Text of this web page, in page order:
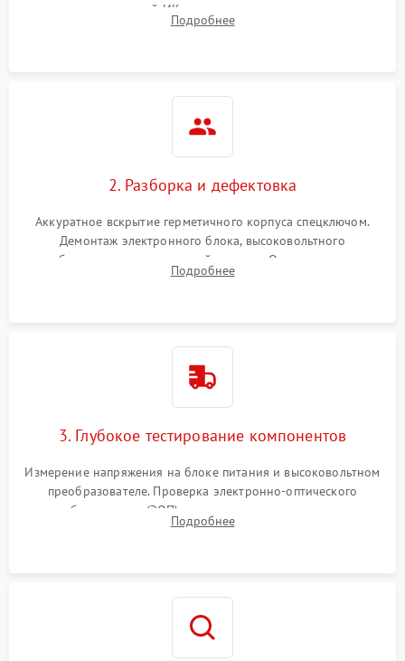
проверка встроенной ИК-подсветки и механизма выверки
прицельной сетки. Выявление видимых дефектов оптики и
Подробнее
2. Разборка и дефектовка
Аккуратное вскрытие герметичного корпуса спецключом.
Демонтаж электронного блока, высоковольтного
преобразователя и оптической системы. Осмотр контактов
на окисление и проверка целостности уплотнительных
Подробнее
3. Глубокое тестирование компонентов
Измерение напряжения на блоке питания и высоковольтном
преобразователе. Проверка электронно-оптического
преобразователя (ЭОП) на стенде на предмет эмиссии,
шумов и засветок. Диагностика микросхем цифровых
Подробнее